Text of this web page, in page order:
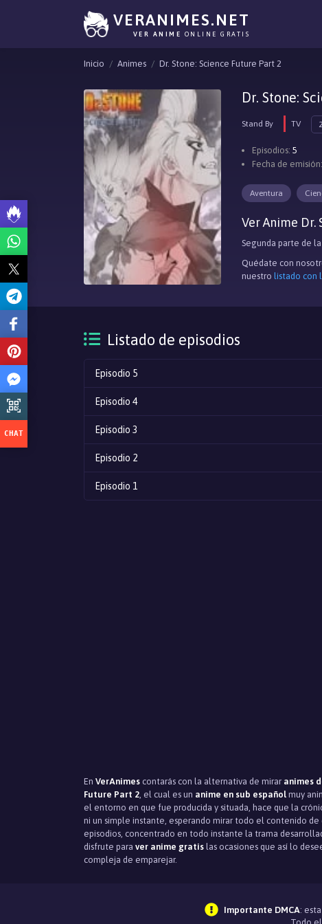
VERANIMES.NET
VER ANIME ONLINE GRATIS
Inicio Animes Dr. Stone: Science Future Part 2
Dr. Stone:
Stand By TV
Episodios: 5
Fecha de emisión:
Aventura
Ver Anime Dr.
Segunda parte de
Quédate con
nuestro listado con
Listado de episodios
Episodio 5
Episodio 4
Episodio 3
Episodio 2
Episodio 1
En VerAnimes contarás con la alternativa de mirar animes
Future Part 2, el cual es un anime en sub español muy
el entorno en que fue producida y situada, hace que la
ni un simple instante, esperando mirar todo el contenido de
episodios, concentrado en todo instante la trama
disfrute para ver anime gratis las ocasiones que así lo
compleja de emparejar.
Importante DMCA: